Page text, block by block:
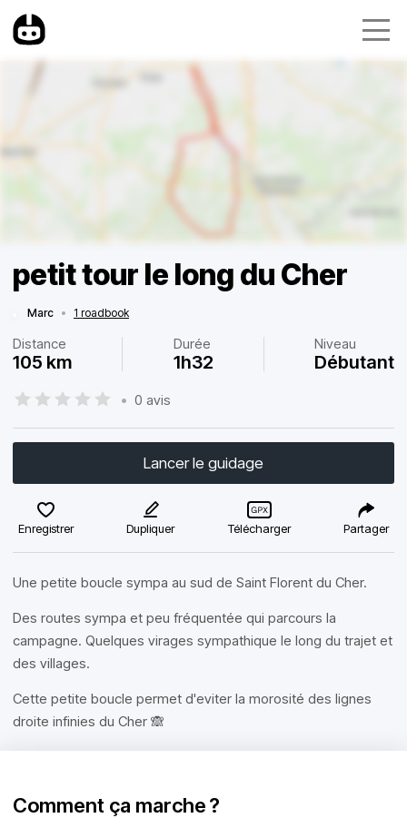
petit tour le long du Cher
Marc • 1 roadbook
Distance
105 km
Durée
1h32
Niveau
Débutant
• 0 avis
Lancer le guidage
Enregistrer Dupliquer Télécharger Partager
Une petite boucle sympa au sud de Saint Florent du Cher.
Des routes sympa et peu fréquentée qui parcours la
campagne. Quelques virages sympathique le long du trajet et
des villages.
Cette petite boucle permet d'eviter la morosité des lignes
droite infinies du Cher 🙈
Comment ça marche ?